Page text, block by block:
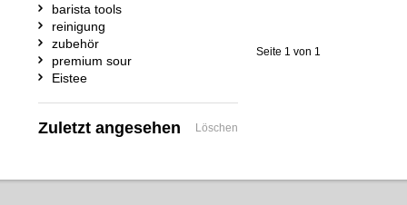
Seite 1 von 1
barista tools
reinigung
zubehör
premium sour
Eistee
Zuletzt angesehen Löschen